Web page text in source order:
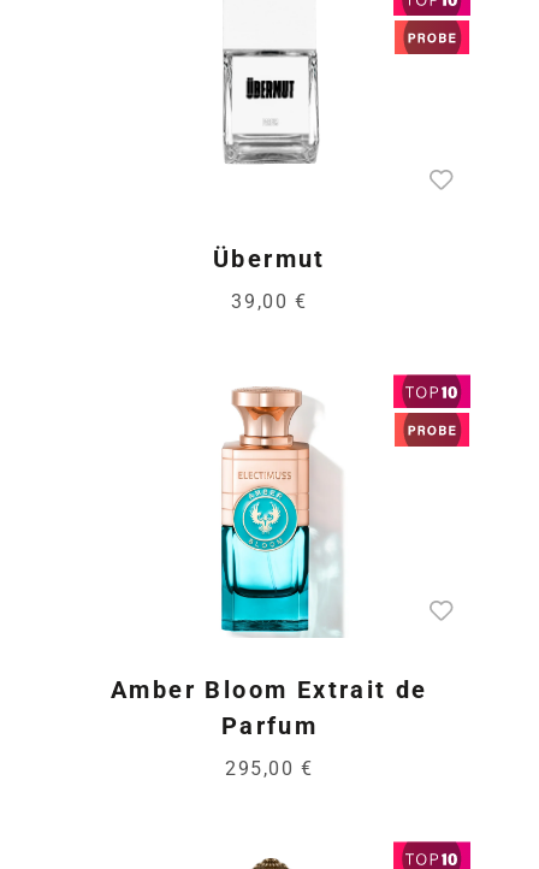
Übermut
39,00 €
Amber Bloom Extrait de
Parfum
295,00 €